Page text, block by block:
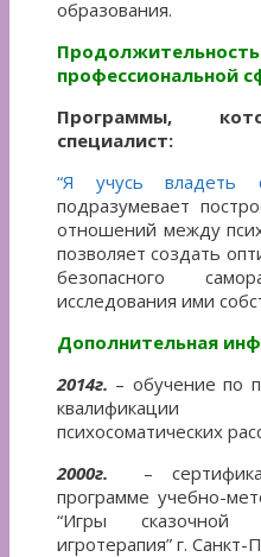
образования.
профессиональной
Программы,
специалист:
“Я учусь владеть
подразумевает
отношений между
позволяет создать
безопасного
исследования ими
Дополнительная
2014г. – обучение по
квалификации
психосоматических
2000г.
–
программе учебно-
“Игры сказочной
игротерапия” г. Санкт-